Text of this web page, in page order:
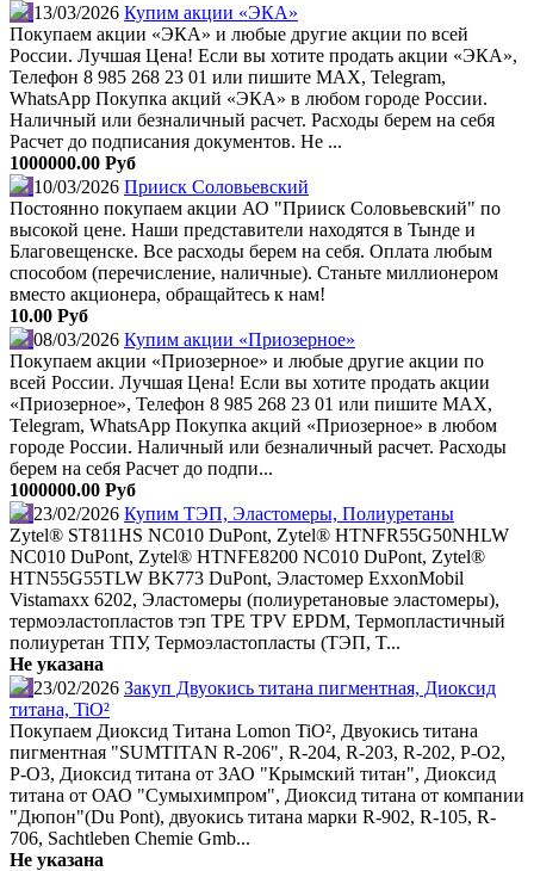
13/03/2026 Купим акции «ЭКА»
Покупаем акции «ЭКА» и любые другие акции по всей
России. Лучшая Цена! Если вы хотите продать акции «ЭКА»,
Телефон 8 985 268 23 01 или пишите MAX, Telegram,
WhatsApp Покупка акций «ЭКА» в любом городе России.
Наличный или безналичный расчет. Расходы берем на себя
Расчет до подписания документов. Не ...
1000000.00 Руб
10/03/2026 Прииск Соловьевский
Постоянно покупаем акции АО "Прииск Соловьевский" по
высокой цене. Наши представители находятся в Тынде и
Благовещенске. Все расходы берем на себя. Оплата любым
способом (перечисление, наличные). Станьте миллионером
вместо акционера, обращайтесь к нам!
10.00 Руб
08/03/2026 Купим акции «Приозерное»
Покупаем акции «Приозерное» и любые другие акции по
всей России. Лучшая Цена! Если вы хотите продать акции
«Приозерное», Телефон 8 985 268 23 01 или пишите MAX,
Telegram, WhatsApp Покупка акций «Приозерное» в любом
городе России. Наличный или безналичный расчет. Расходы
берем на себя Расчет до подпи...
1000000.00 Руб
23/02/2026 Купим ТЭП, Эластомеры, Полиуретаны
Zytel® ST811HS NC010 DuPont, Zytel® HTNFR55G50NHLW
NC010 DuPont, Zytel® HTNFE8200 NC010 DuPont, Zytel®
HTN55G55TLW BK773 DuPont, Эластомер ExxonMobil
Vistamaxx 6202, Эластомеры (полиуретановые эластомеры),
термоэластопластов тэп TPE TPV EPDM, Термопластичный
полиуретан ТПУ, Термоэластопласты (ТЭП, T...
Не указана
23/02/2026 Закуп Двуокись титана пигментная, Диоксид
титана, TiO²
Покупаем Диоксид Титана Lomon TiO², Двуокись титана
пигментная "SUMTITAN R-206", R-204, R-203, R-202, Р-О2,
Р-О3, Диоксид титана от ЗАО "Крымский титан", Диоксид
титана от ОАО "Сумыхимпром", Диоксид титана от компании
"Дюпон"(Du Pont), двуокись титана марки R-902, R-105, R-
706, Sachtleben Chemie Gmb...
Не указана